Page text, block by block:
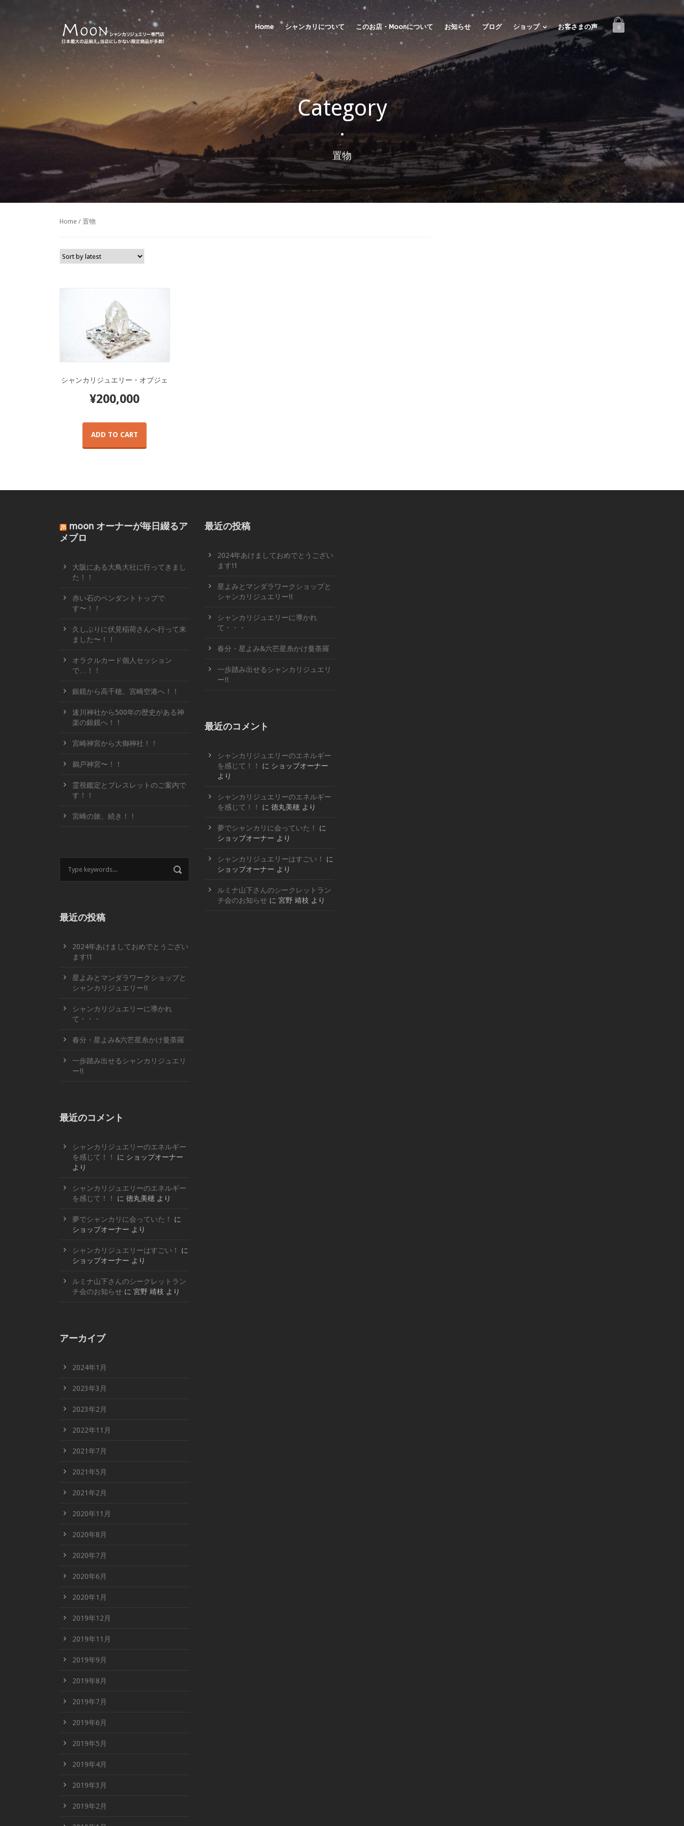
Home シャンカリについて このお店・Moonについて お知らせ ブログ ショップ お客さまの声 0
Category
•
置物
Home / 置物
シャンカリジュエリー・オブジェ
¥200,000
ADD TO CART
moon オーナーが毎日綴るア
メブロ
大阪にある大鳥大社に行ってきまし
た！！
赤い石のペンダントトップで
す〜！！
久しぶりに伏見稲荷さんへ行って来
ました〜！！
オラクルカード個人セッション
で…！！
銀鏡から高千穂、宮崎空港へ！！
速川神社から500年の歴史がある神
楽の銀鏡へ！！
宮崎神宮から大御神社！！
鵜戸神宮〜！！
霊視鑑定とブレスレットのご案内で
す！！
宮崎の旅、続き！！
最近の投稿
2024年あけましておめでとうござい
ます!1
星よみとマンダラワークショップと
シャンカリジュエリー!!
シャンカリジュエリーに導かれ
て・・・
春分・星よみ&六芒星糸かけ曼荼羅
一歩踏み出せるシャンカリジュエリ
ー!!
最近のコメント
シャンカリジュエリーのエネルギー
を感じて！！
に ショップオーナー
より
シャンカリジュエリーのエネルギー
を感じて！！
に 徳丸美穂 より
夢でシャンカリに会っていた！
に
ショップオーナー より
シャンカリジュエリーはすごい！
に
ショップオーナー より
ルミナ山下さんのシークレットラン
チ会のお知らせ に 宮野 靖枝 より
アーカイブ
2024年1月
2023年3月
2023年2月
2022年11月
2021年7月
2021年5月
2021年2月
2020年11月
2020年8月
2020年7月
2020年6月
2020年1月
2019年12月
2019年11月
2019年9月
2019年8月
2019年7月
2019年6月
2019年5月
2019年4月
2019年3月
2019年2月
最近の投稿
2024年あけましておめでとうござい
ます!1
星よみとマンダラワークショップと
シャンカリジュエリー!!
シャンカリジュエリーに導かれ
て・・・
春分・星よみ&六芒星糸かけ曼荼羅
一歩踏み出せるシャンカリジュエリ
ー!!
最近のコメント
シャンカリジュエリーのエネルギー
を感じて！！
に ショップオーナー
より
シャンカリジュエリーのエネルギー
を感じて！！
に 徳丸美穂 より
夢でシャンカリに会っていた！
に
ショップオーナー より
シャンカリジュエリーはすごい！
に
ショップオーナー より
ルミナ山下さんのシークレットラン
チ会のお知らせ に 宮野 靖枝 より